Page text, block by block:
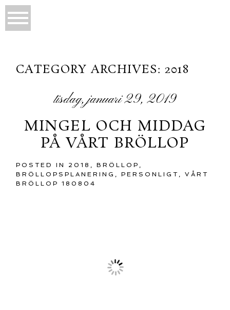
CATEGORY ARCHIVES:2018
tisdag, januari 29, 2019
MINGEL OCH MIDDAG
PÅ VÅRT BRÖLLOP
POSTED IN 2018 ,BRÖLLOP ,
BRÖLLOPSPLANERING ,PERSONLIGT ,VÅRT
BRÖLLOP 180804